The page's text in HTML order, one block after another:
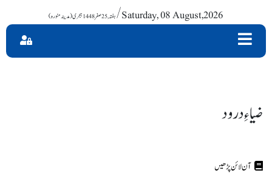
/ Saturday, 08 August,2026
ضیاءِ درود